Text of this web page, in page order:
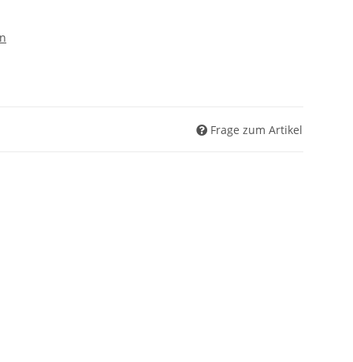
Frage zum Artikel